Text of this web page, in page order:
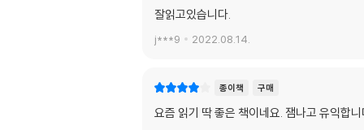
잘읽고있습니다.
j***9 2022.08.14.
종이책 구매
요즘 읽기 딱 좋은 책이네요. 잼나고 유익합